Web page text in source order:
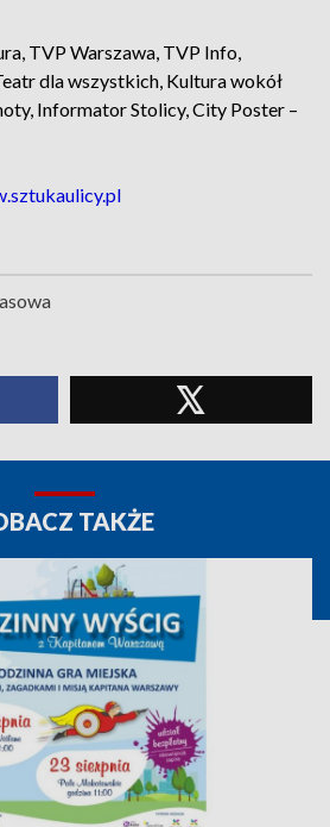
TVP Warszawa, TVP Info,
dla wszystkich, Kultura wokół
Informator Stolicy, City Poster –
TAKŻE